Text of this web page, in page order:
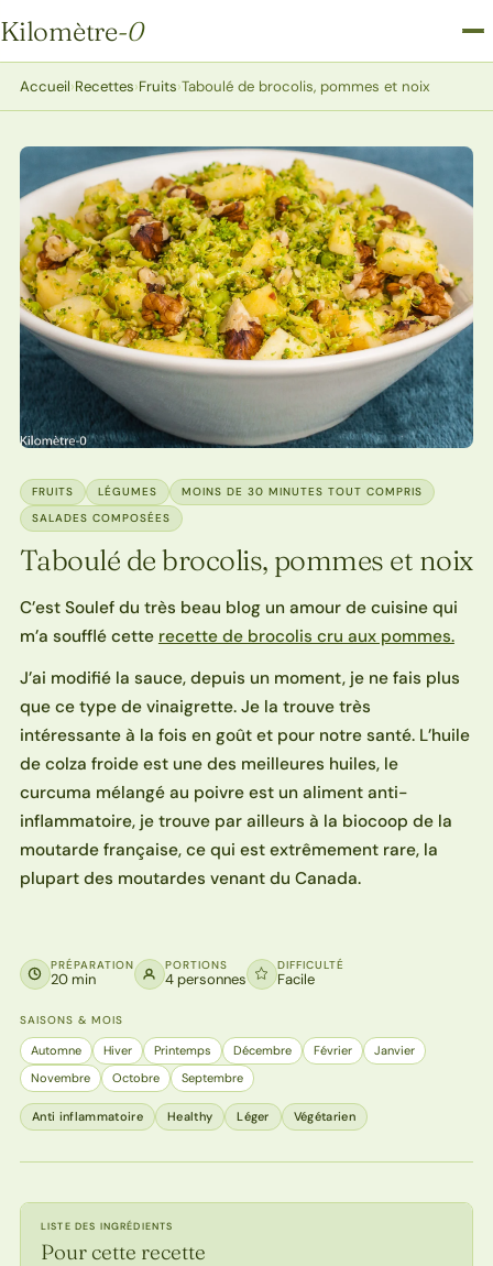
Kilomètre-0
Kilomètre-0
Accueil›Recettes›Fruits›Taboulé de brocolis, pommes et noix
FRUITS LÉGUMES
MOINS DE 30 MINUTES TOUT COMPRIS
SALADES COMPOSÉES
Taboulé de brocolis, pommes et noix
C’est Soulef du très beau blog un amour de cuisine qui
m’a soufflé cette recette de brocolis cru aux pommes.
J’ai modifié la sauce, depuis un moment, je ne fais plus
que ce type de vinaigrette. Je la trouve très
intéressante à la fois en goût et pour notre santé. L’huile
de colza froide est une des meilleures huiles, le
curcuma mélangé au poivre est un aliment anti-
inflammatoire, je trouve par ailleurs à la biocoop de la
moutarde française, ce qui est extrêmement rare, la
plupart des moutardes venant du Canada.
PRÉPARATION
20 min
PORTIONS
4 personnes
DIFFICULTÉ
Facile
SAISONS & MOIS
Automne Hiver Printemps Décembre Février
Janvier
Novembre
Octobre Septembre
Anti inflammatoire Healthy Léger Végétarien
LISTE DES INGRÉDIENTS
Pour cette recette